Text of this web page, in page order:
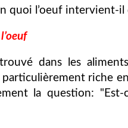
quoi l’oeuf intervient-il
dans les
riche
la question: